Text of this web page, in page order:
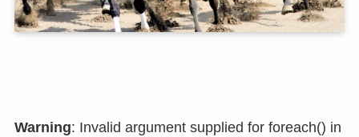
Warning: Invalid argument supplied for foreach() in